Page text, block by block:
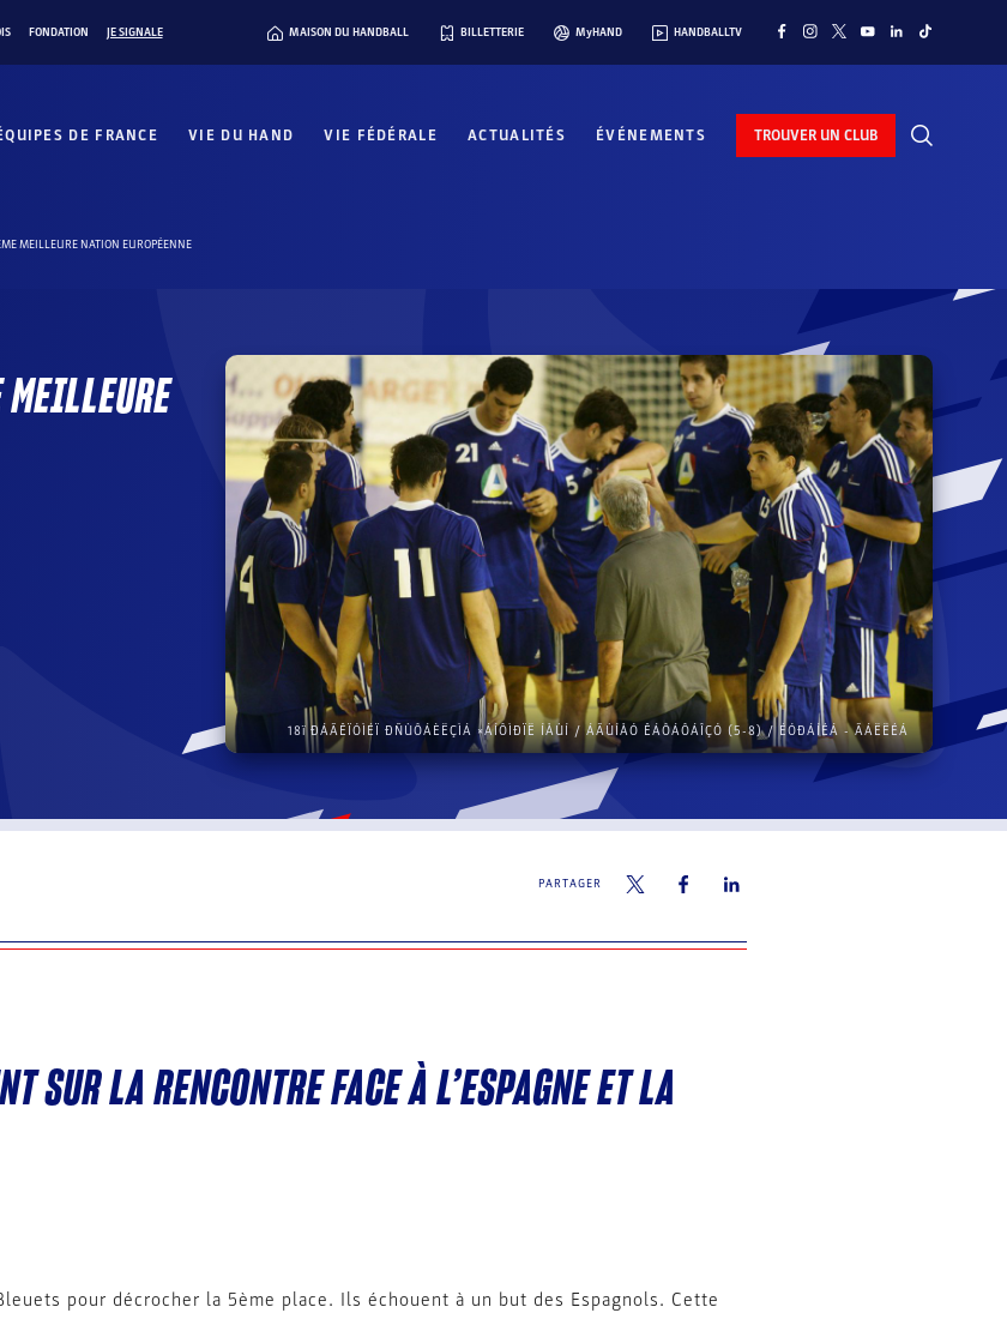
FONDATION JE SIGNALE MAISON DU HANDBALL BILLETTERIE MyHAND HANDBALLTV
DE FRANCE VIE DU HAND VIE FÉDÉRALE ACTUALITÉS ÉVÉNEMENTS TROUVER UN CLUB
MEILLEURE NATION EUROPÉENNE
18ï ÐÁÃÊÏÓÌÉÏ ÐÑÙÔÁÈËÇÌÁ ×ÁÍÔÌÐÏË ÍÅÙÍ / ÁÃÙÍÅÓ ÊÁÔÁÔÁÎÇÓ (5-8) / ÉÓÐÁÍÉÁ - ÃÁËËÉÁ
PARTAGER
SUR LA RENCONTRE FACE À L’ESPAGNE ET LA
pour décrocher la 5ème place. Ils échouent à un but des Espagnols. Cette